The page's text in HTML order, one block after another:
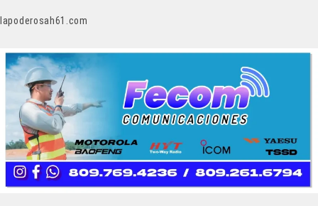
lapoderosah61.com